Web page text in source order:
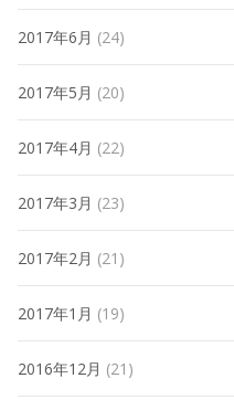
2017年6月 (24)
2017年5月 (20)
2017年4月 (22)
2017年3月 (23)
2017年2月 (21)
2017年1月 (19)
2016年12月 (21)